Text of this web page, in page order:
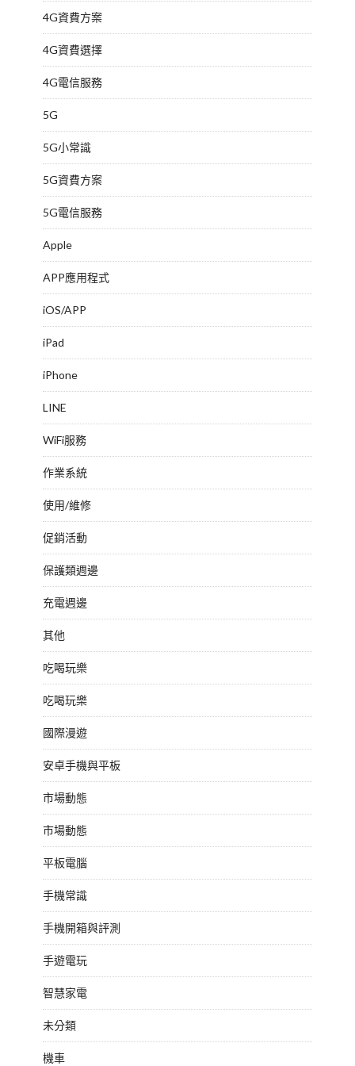
4G資費方案
4G資費選擇
4G電信服務
5G
5G小常識
5G資費方案
5G電信服務
Apple
APP應用程式
iOS/APP
iPad
iPhone
LINE
WiFi服務
作業系統
使用/維修
促銷活動
保護類週邊
充電週邊
其他
吃喝玩樂
吃喝玩樂
國際漫遊
安卓手機與平板
市場動態
市場動態
平板電腦
手機常識
手機開箱與評測
手遊電玩
智慧家電
未分類
機車